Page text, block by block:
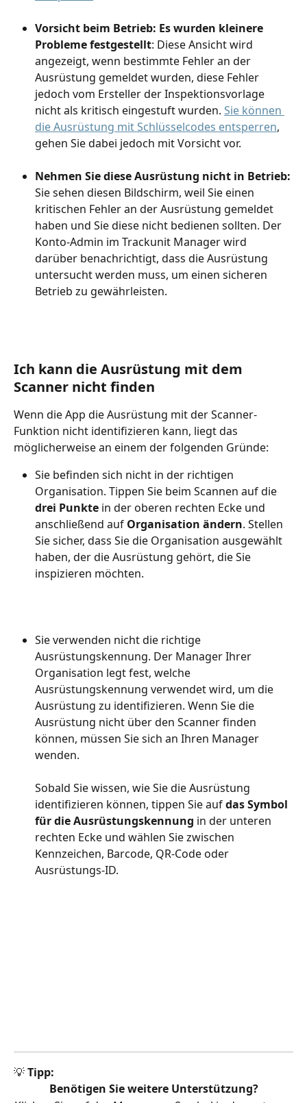
Vorsicht beim Betrieb: Es wurden kleinere
Probleme festgestellt: Diese Ansicht wird
angezeigt, wenn bestimmte Fehler an der
Ausrüstung gemeldet wurden, diese Fehler
jedoch vom Ersteller der Inspektionsvorlage
nicht als kritisch eingestuft wurden. Sie können
die Ausrüstung mit Schlüsselcodes entsperren,
gehen Sie dabei jedoch mit Vorsicht vor.
Nehmen Sie diese Ausrüstung nicht in Betrieb:
Sie sehen diesen Bildschirm, weil Sie einen
kritischen Fehler an der Ausrüstung gemeldet
haben und Sie diese nicht bedienen sollten. Der
Konto-Admin im Trackunit Manager wird
darüber benachrichtigt, dass die Ausrüstung
untersucht werden muss, um einen sicheren
Betrieb zu gewährleisten.
Ich kann die Ausrüstung mit dem
Scanner nicht finden
Wenn die App die Ausrüstung mit der Scanner-
Funktion nicht identifizieren kann, liegt das
möglicherweise an einem der folgenden Gründe:
Sie befinden sich nicht in der richtigen
Organisation. Tippen Sie beim Scannen auf die
drei Punkte in der oberen rechten Ecke und
anschließend auf Organisation ändern. Stellen
Sie sicher, dass Sie die Organisation ausgewählt
haben, der die Ausrüstung gehört, die Sie
inspizieren möchten.
Sie verwenden nicht die richtige
Ausrüstungskennung. Der Manager Ihrer
Organisation legt fest, welche
Ausrüstungskennung verwendet wird, um die
Ausrüstung zu identifizieren. Wenn Sie die
Ausrüstung nicht über den Scanner finden
können, müssen Sie sich an Ihren Manager
wenden.
Sobald Sie wissen, wie Sie die Ausrüstung
identifizieren können, tippen Sie auf das Symbol
für die Ausrüstungskennung in der unteren
rechten Ecke und wählen Sie zwischen
Kennzeichen, Barcode, QR-Code oder
Ausrüstungs-ID.
💡 Tipp:
Benötigen Sie weitere Unterstützung?